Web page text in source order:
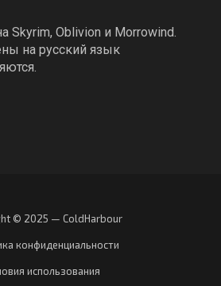
Skyrim, Oblivion и Morrowind.
на русский язык
© 2025 — ColdHarbour
конфиденциальности
использования